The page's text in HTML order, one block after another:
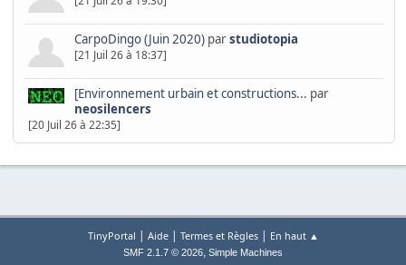
CarpoDingo (Juin 2020)parstudiotopia
[21 Juil 26 à 18:37]
[Environnement urbain et constructions... par
neosilencers
[20 Juil 26 à 22:35]
TinyPortal | Aide| Termes et Règles| En haut ▲
SMF 2.1.7 © 2026, Simple Machines